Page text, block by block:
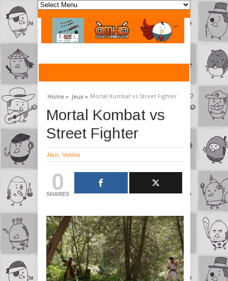
Home » Jeux » Mortal Kombat vs Street Fighter
Mortal Kombat vs
Street Fighter
Jeux Vidéos
0
SHARES